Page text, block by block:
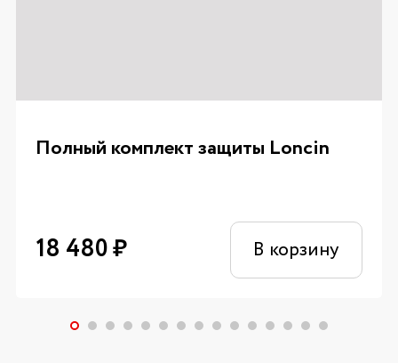
Полный комплект защиты Loncin
18 480₽ В корзину